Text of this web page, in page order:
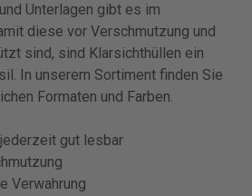
Unterlagen gibt es im
diese vor Verschmutzung und
sind, sind Klarsichthüllen ein
In unserem Sortiment finden Sie
Formaten und Farben.
gut lesbar
Verwahrung